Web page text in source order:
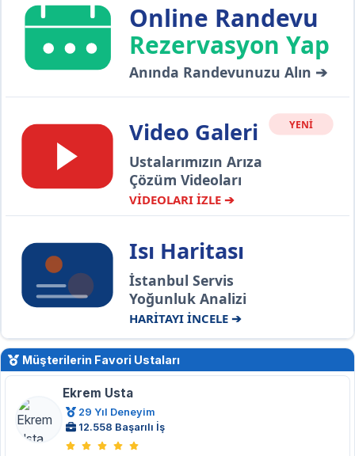
Online Randevu
Rezervasyon Yap
Anında Randevunuzu Alın ➔
Video Galeri YENİ
Ustalarımızın Arıza
Çözüm Videoları
VİDEOLARI İZLE ➔
Isı Haritası
İstanbul Servis
Yoğunluk Analizi
HARİTAYI İNCELE ➔
Müşterilerin Favori Ustaları
Ekrem Usta
29 Yıl Deneyim
12.558 Başarılı İş